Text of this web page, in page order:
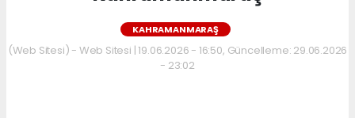
KAHRAMANMARAŞ
(Web Sitesi) - Web Sitesi | 19.06.2026 - 16:50, Güncelleme: 29.06.2026
- 23:02